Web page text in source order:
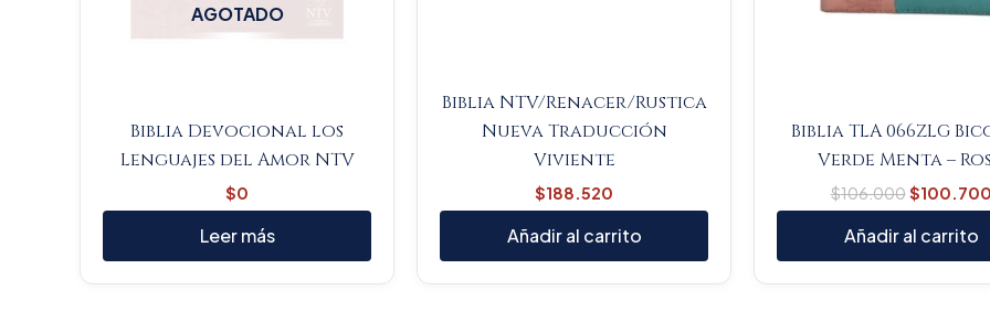
AGOTADO
Biblia Devocional los
Lenguajes del Amor NTV
$0
Leer más
Biblia NTV/Renacer/Rustica
Nueva Traducción
Viviente
$188.520
Añadir al carrito
Biblia TLA 066ZLG
Verde Menta –
$106.000$100.700
Añadir al carrito